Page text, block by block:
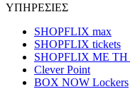
ΥΠΗΡΕΣΙΕΣ
SHOPFLIX max
SHOPFLIX tickets
SHOPFLIX ΜΕ
Clever Point
BOX NOW Lockers